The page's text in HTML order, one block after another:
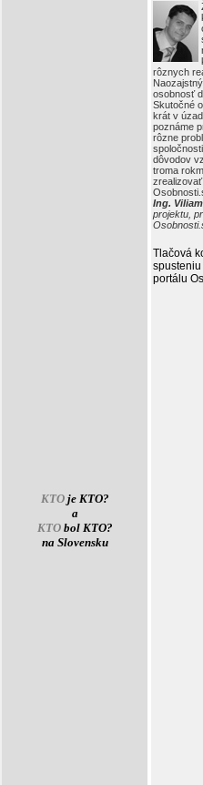
rôznych
osobnosť
Skutočné
krát v
poznáme
rôzne
dôvodov
troma
Ing.
projektu,
Tlačová
portálu
KTOje KTO?
a
KTObol KTO?
na Slovensku